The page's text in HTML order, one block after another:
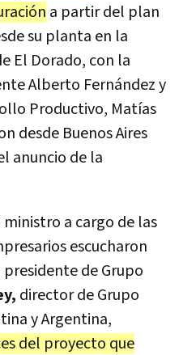
a partir del plan
su planta en la
El Dorado, con la
Alberto Fernández y
Productivo, Matías
desde Buenos Aires
anuncio de la
ministro a cargo de las
escucharon
de Grupo
director de Grupo
y Argentina,
del proyecto que